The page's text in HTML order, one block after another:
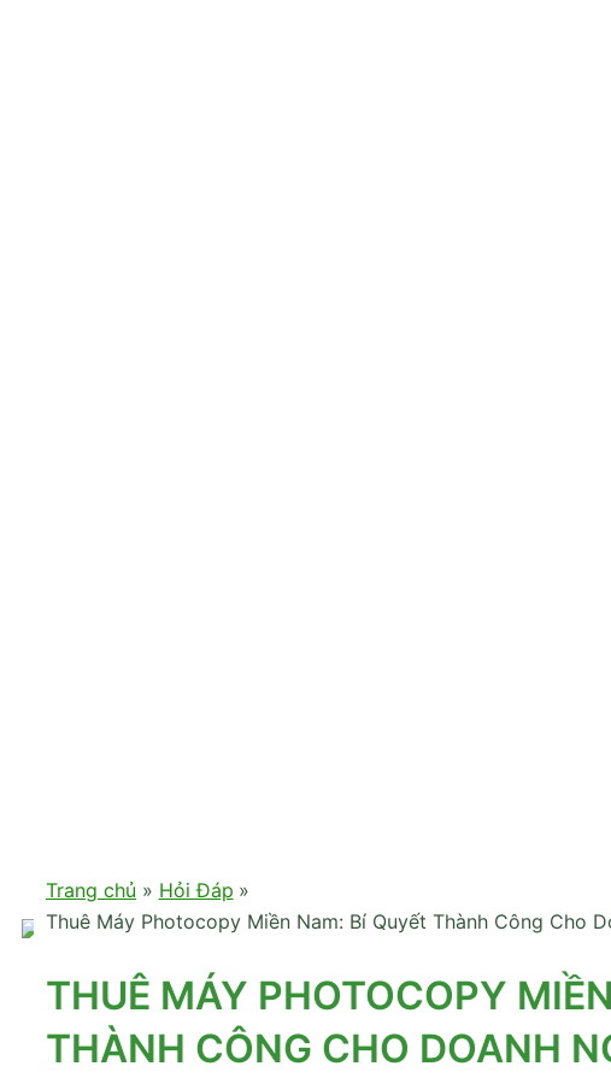
Trang chủ
Hỏi Đáp
Thuê Máy Photocopy Miền Nam: Bí Quyết Thành Công Cho
THUÊ MÁY PHOTOCOPY
THÀNH CÔNG CHO DOANH